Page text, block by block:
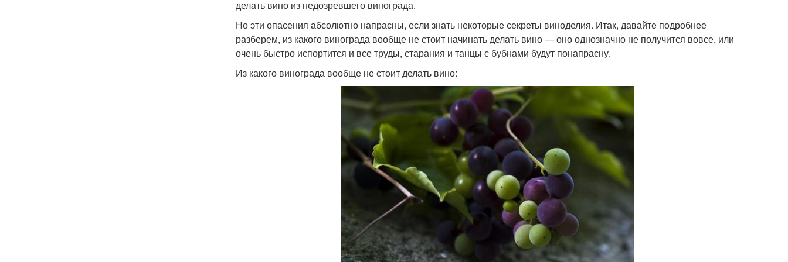
делать вино из недозревшего винограда.
Но эти опасения абсолютно напрасны, если знать некоторые секреты виноделия. Итак, давайте подробнее
разберем, из какого винограда вообще не стоит начинать делать вино — оно однозначно не получится вовсе, или
очень быстро испортится и все труды, старания и танцы с бубнами будут понапрасну.
Из какого винограда вообще не стоит делать вино: